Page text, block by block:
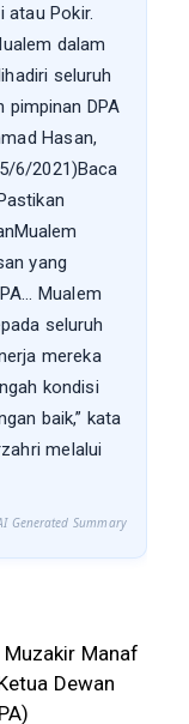
atau Pokir.
dalam
seluruh
pimpinan DPA
Hasan,
6/2021)Baca
yang
Mualem
seluruh
mereka
kondisi
baik,” kata
melalui
Generated Summary
Muzakir Manaf
Dewan